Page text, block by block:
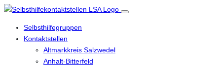
Selbsthilfegruppen
Kontaktstellen
Altmarkkreis Salzwedel
Anhalt-Bitterfeld